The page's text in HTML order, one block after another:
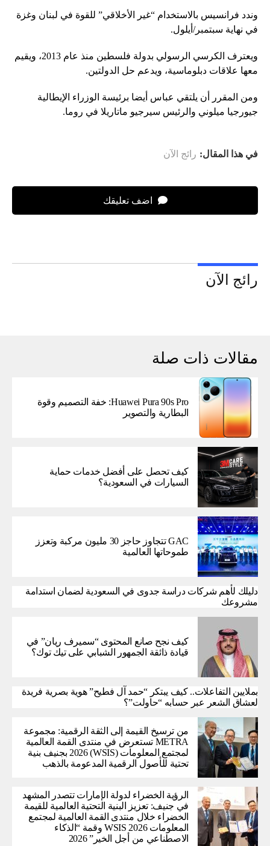
وندد فرانسيس بالاستخدام “غير الأخلاقي” للقوة في لبنان وغزة
في نهاية سبتمبر/أيلول.
ويعترف الكرسي الرسولي بدولة فلسطين منذ عام 2013، ويقيم
معها علاقات دبلوماسية، ويدعم حل الدولتين.
ومن المقرر أن يلتقي عباس أيضا برئيسة الوزراء الإيطالية
جيورجيا ميلوني والرئيس سيرجيو ماتاريلا في روما.
في هذا المقال: رائج الآن
اضف تعليقك
رائج الآن
مقالات ذات صلة
Huawei Pura 90s Pro: خفة التصميم وقوة
البطارية والتصوير
كيف تحصل على أفضل خدمات حماية
السيارات في السعودية؟
GAC تتجاوز حاجز 30 مليون مركبة وتعزز
طموحاتها العالمية
دليلك لأهم شركات دراسة جدوى في السعودية لضمان استدامة
مشروعك
كيف نجح صانع المحتوى “سميرف ريان” في
قيادة ذائقة الجمهور الشبابي على تيك توك؟
بملايين التفاعلات.. كيف يبتكر “حمد آل فطيح” هوية بصرية فريدة
لعشاق الشعر عبر حسابه “حاولت”؟
من ترسيخ القيمة إلى الثقة الرقمية: مجموعة
METRA تستعرض في منتدى القمة العالمية
لمجتمع المعلومات (WSIS) 2026 بجنيف بنية
تحتية للأصول الرقمية المدعومة بالذهب
الرؤية الخضراء لدولة الإمارات تتصدر المشهد
في جنيف: تعزيز البنية التحتية العالمية للقيمة
الخضراء خلال منتدى القمة العالمية لمجتمع
المعلومات WSIS 2026 وقمة “الذكاء
الاصطناعي من أجل الخير” 2026